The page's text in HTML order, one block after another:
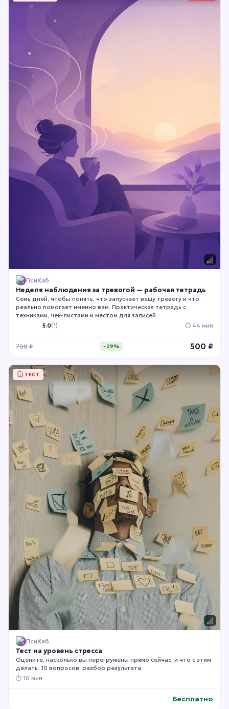
ПсиХаб
Неделя наблюдения за тревогой — рабочая тетрадь
Семь дней, чтобы понять, что запускает вашу тревогу и что
реально помогает именно вам. Практическая тетрадь с
техниками, чек-листами и местом для записей.
5.0(1) ⏱ 44 мин
700₽ −29% 500 ₽
ТЕСТ
ПсиХаб
Тест на уровень стресса
Оцените, насколько вы перегружены прямо сейчас, и что с этим
делать. 10 вопросов, разбор результата.
⏱ 10 мин
Бесплатно